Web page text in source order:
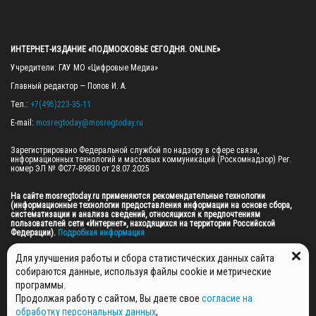
ИНТЕРНЕТ-ИЗДАНИЕ «ПОДМОСКОВЬЕ СЕГОДНЯ. ONLINE»
Учредители: ГАУ МО «Цифровые Медиа»
Главный редактор — Попов И. А.
Тел.: +7(495)223-35-11
E-mail: mosregtoday@mosregtoday.ru
Зарегистрировано Федеральной службой по надзору в сфере связи,
информационных технологий и массовых коммуникаций (Роскомнадзор) Рег.
номер ЭЛ № ФС77-89830 от 28.07.2025
На сайте mosregtoday.ru применяются рекомендательные технологии
(информационные технологии предоставления информации на основе сбора,
систематизации и анализа сведений, относящихся к предпочтениям
пользователей сети «Интернет», находящихся на территории Российской
Федерации). Подробная информация
© 2026 ПРАВА НА ВСЕ МАТЕРИАЛЫ САЙТА ПРИНАДЛЕЖАТ ГАУ МО "ЦИФРОВЫЕ
МЕДИА" (ОГРН: 1255000059467).
ПОЛИТИКА ОБРАБОТКИ И ЗАЩИТЫ ПЕРСОНАЛЬНЫХ ДАННЫХ
Для улучшения работы и сбора статистических данных сайта
собираются данные, используя файлы cookie и метрические
программы.
Продолжая работу с сайтом, Вы даете свое согласие на
обработку персональных данных,